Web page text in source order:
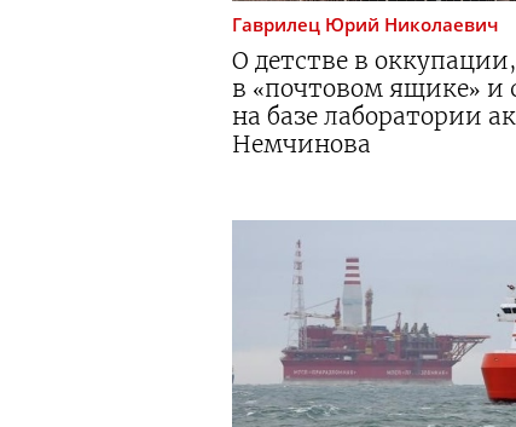
Гаврилец Юрий Николаевич
О детстве в
в «почтовом ящике»
на базе лаборатории
Немчинова